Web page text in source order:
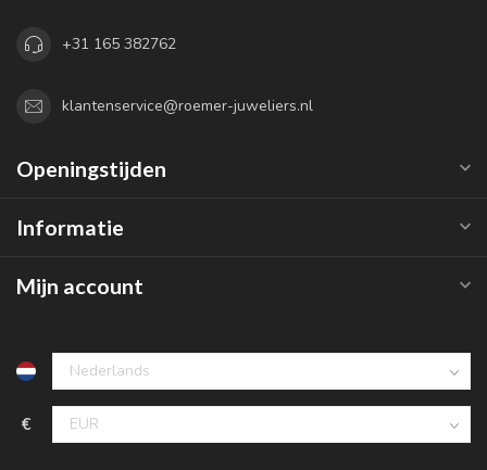
+31 165 382762
klantenservice@roemer-juweliers.nl
Openingstijden
Informatie
Mijn account
€